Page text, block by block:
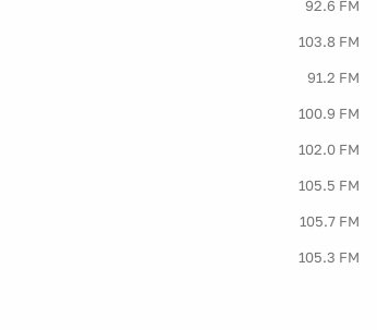
92.6 FM
103.8 FM
91.2 FM
100.9 FM
102.0 FM
105.5 FM
105.7 FM
105.3 FM